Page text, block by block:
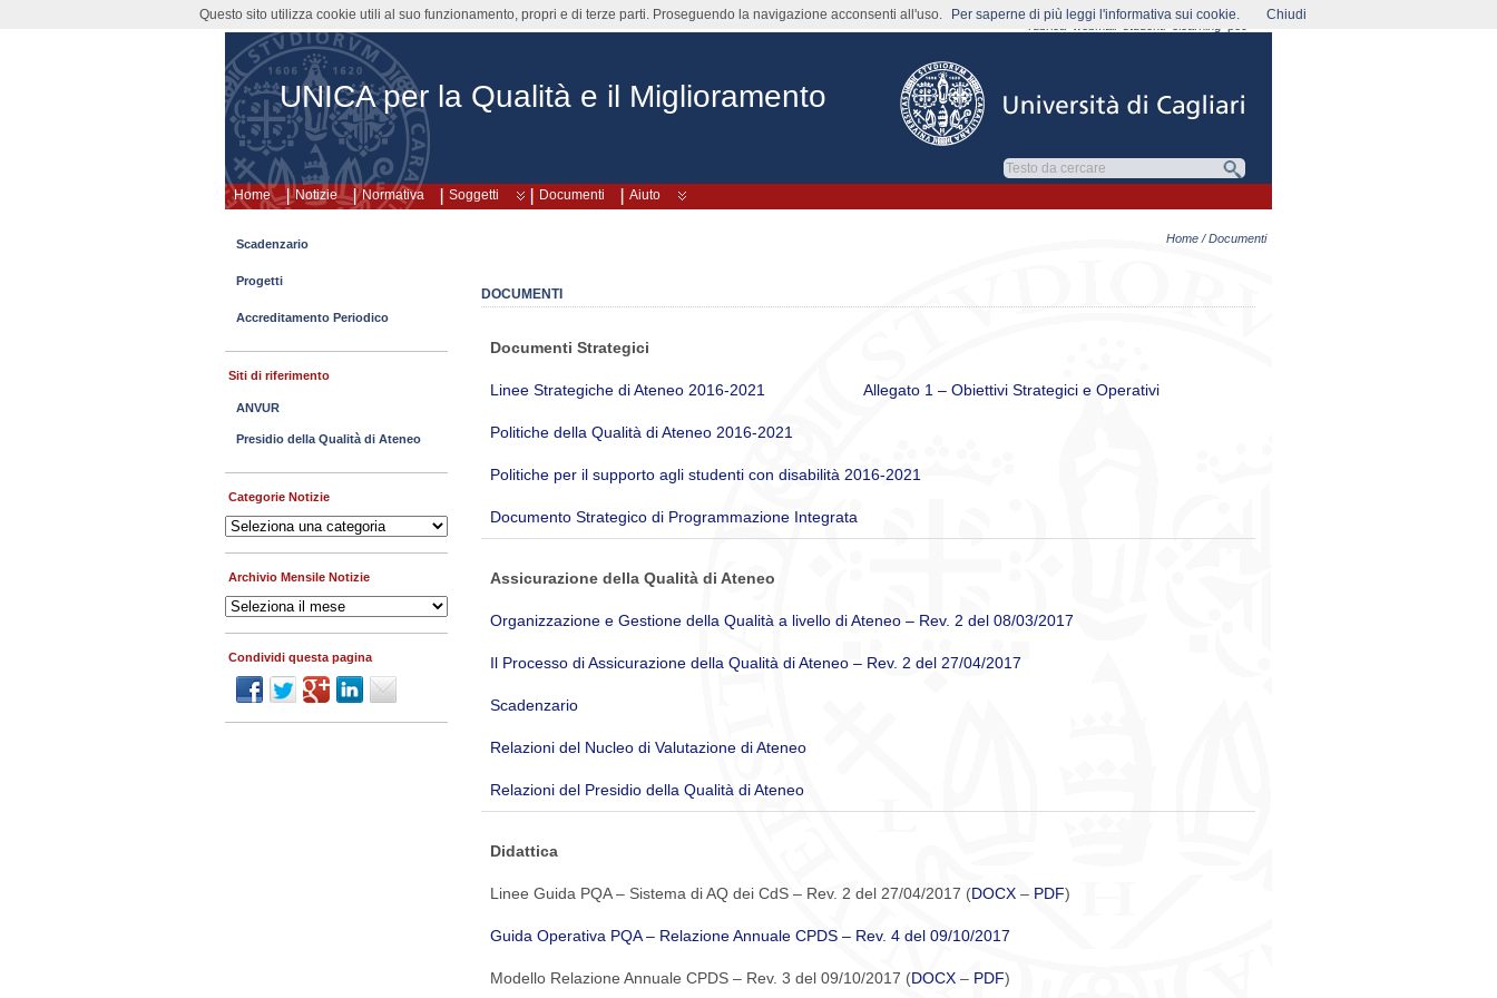
UNICA per la Qualità e il Miglioramento
Home
rubrica webmail
Notizie Normativa Soggetti Documenti Aiuto
Home / Documenti
DOCUMENTI
Documenti Strategici
Linee Strategiche di Ateneo 2016-2021 Allegato 1 – Obiettivi Strategici e Operativi
Politiche della Qualità di Ateneo 2016-2021
Politiche per il supporto agli studenti con disabilità 2016-2021
Documento Strategico di Programmazione Integrata
Assicurazione della Qualità di Ateneo
Organizzazione e Gestione della Qualità a livello di Ateneo – Rev. 2 del 08/03/2017
Il Processo di Assicurazione della Qualità di Ateneo – Rev. 2 del 27/04/2017
Scadenzario
Relazioni del Nucleo di Valutazione di Ateneo
Relazioni del Presidio della Qualità di Ateneo
Didattica
Linee Guida PQA – Sistema di AQ dei CdS – Rev. 2 del 27/04/2017 (DOCX – PDF)
Guida Operativa PQA – Relazione Annuale CPDS – Rev. 4 del 09/10/2017
Modello Relazione Annuale CPDS – Rev. 3 del 09/10/2017 (DOCX – PDF)
Scadenzario
Progetti
Accreditamento Periodico
Siti di riferimento
ANVUR
Presidio della Qualità di Ateneo
Categorie Notizie
Categorie
Notizie
Archivio Mensile Notizie
Archivio
Mensile
Notizie
Condividi questa pagina
Questo sito utilizza cookie utili al suo funzionamento, propri e di terze parti. Proseguendo la navigazione acconsenti all'uso. Per saperne di più leggi l'informativa sui cookie. Chiudi